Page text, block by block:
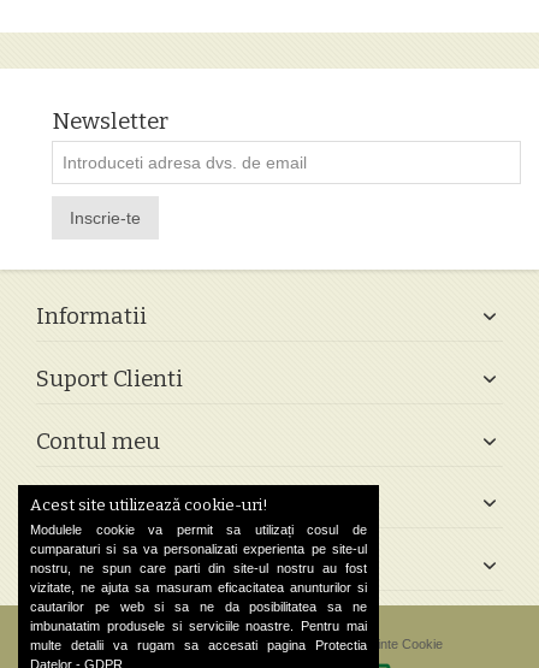
Newsletter
Inscrie-te
Informatii
Suport Clienti
Contul meu
Follow Us
Contact
© 2026 Greek Shop. All Rights Reserved.Preferinte Cookie
Acest site utilizează cookie-uri!
Modulele cookie va permit sa utilizați cosul de
cumparaturi si sa va personalizati experienta pe site-ul
nostru, ne spun care parti din site-ul nostru au fost
vizitate, ne ajuta sa masuram eficacitatea anunturilor si
cautarilor pe web si sa ne da posibilitatea sa ne
imbunatatim produsele si serviciile noastre. Pentru mai
multe detalii va rugam sa accesati pagina Protectia
Datelor - GDPR